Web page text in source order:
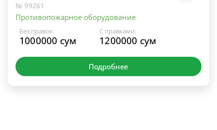
№ 99261
Противопожарное оборудование
Без правок:
1000000 сум
С правками:
1200000 сум
Подробнее